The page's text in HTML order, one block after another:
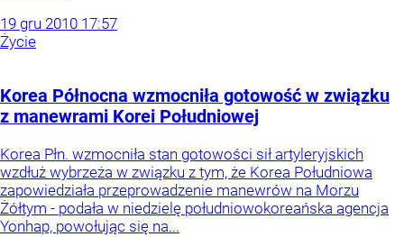
19 gru 2010 17:57
Życie
Korea Północna wzmocniła gotowość w związku
z manewrami Korei Południowej
Korea Płn. wzmocniła stan gotowości sił artyleryjskich
wzdłuż wybrzeża w związku z tym, że Korea Południowa
zapowiedziała przeprowadzenie manewrów na Morzu
Żółtym - podała w niedzielę południowokoreańska agencja
Yonhap, powołując się na...